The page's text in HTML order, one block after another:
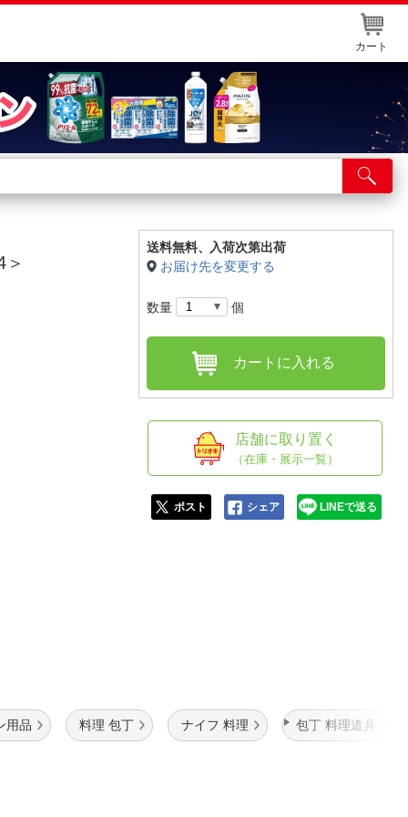
カート
舗サービス
ト取り置き
情報・店舗一覧
送料無料、
入荷次第出荷
お届け先を変更する
数量 個
カートに入れる
店舗に取り置く
（在庫・展示一覧）
ポスト シェア LINEで送る
用品 料理 包丁 ナイフ 料理 包丁 料理道具